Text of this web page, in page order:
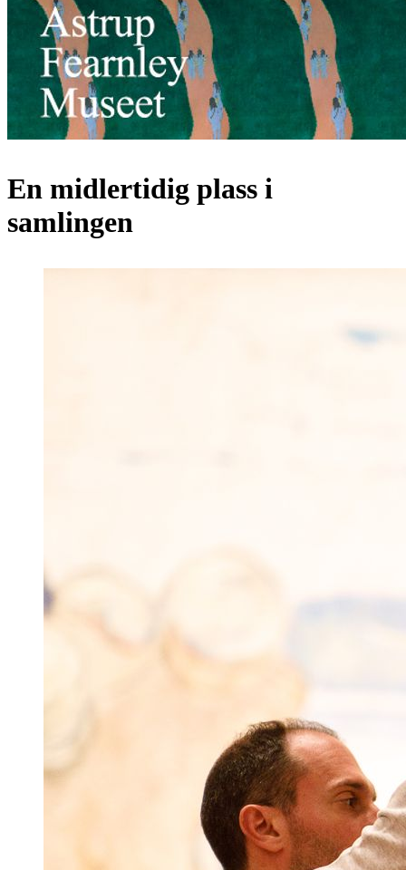
En midlertidig plass i
samlingen